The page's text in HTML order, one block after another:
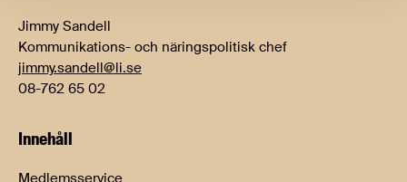
Jimmy Sandell
Kommunikations- och näringspolitisk chef
jimmy.sandell@li.se
08-762 65 02
Innehåll
Medlemsservice